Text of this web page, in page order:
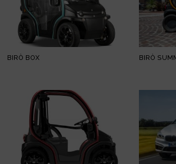
BIRÒ BOX BIRÒ